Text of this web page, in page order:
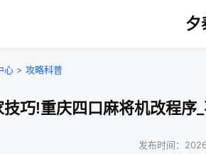
夕
心 > 攻略科普
技巧!重庆四口麻将机改程序
发布时间：